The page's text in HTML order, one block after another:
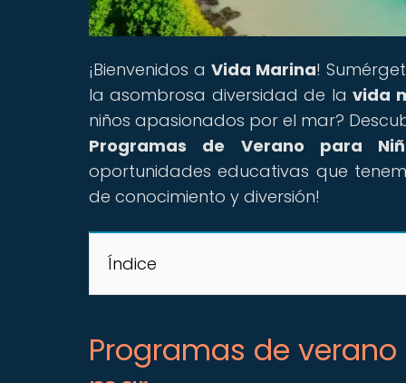
¡Bienvenidos a Vida Marina!
la asombrosa diversidad de lavida
niños apasionados por el mar?
Programas de Verano para
oportunidades educativas que
de conocimiento y diversión!
Índice
Programas de